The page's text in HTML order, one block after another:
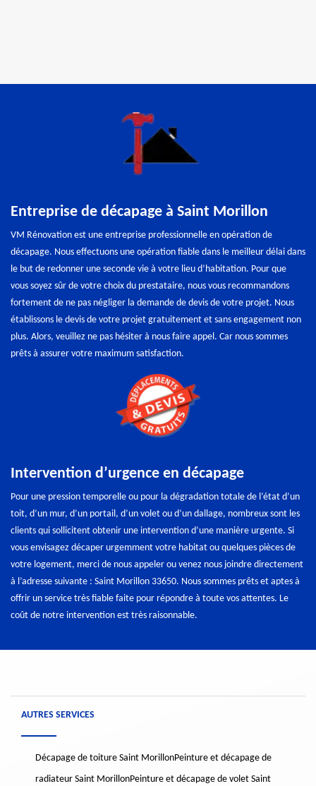
Entreprise de décapage à Saint Morillon
VM Rénovation est une entreprise professionnelle en opération de
décapage. Nous effectuons une opération fiable dans le meilleur délai dans
le but de redonner une seconde vie à votre lieu d’habitation. Pour que
vous soyez sûr de votre choix du prestataire, nous vous recommandons
fortement de ne pas négliger la demande de devis de votre projet. Nous
établissons le devis de votre projet gratuitement et sans engagement non
plus. Alors, veuillez ne pas hésiter à nous faire appel. Car nous sommes
prêts à assurer votre maximum satisfaction.
Intervention d’urgence en décapage
Pour une pression temporelle ou pour la dégradation totale de l’état d’un
toit, d’un mur, d’un portail, d’un volet ou d’un dallage, nombreux sont les
clients qui sollicitent obtenir une intervention d’une manière urgente. Si
vous envisagez décaper urgemment votre habitat ou quelques pièces de
votre logement, merci de nous appeler ou venez nous joindre directement
à l’adresse suivante : Saint Morillon 33650. Nous sommes prêts et aptes à
offrir un service très fiable faite pour répondre à toute vos attentes. Le
coût de notre intervention est très raisonnable.
AUTRES SERVICES
Décapage de toiture Saint MorillonPeinture et décapage de
radiateur Saint MorillonPeinture et décapage de volet Saint